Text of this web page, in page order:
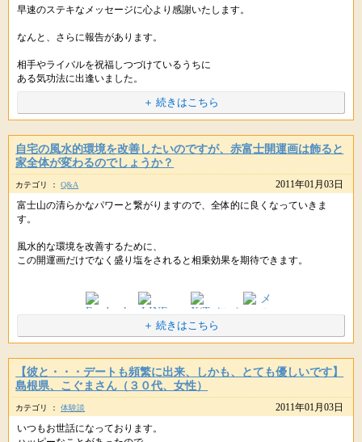
毎月のクレジット返済の利息分が馬鹿にならなくて、
kaoru先生のパワーストーンを注文してから
ゆっくり開けようと職場に持っていきました。
そしたら、最初に書いた通りＷさんから声がかかり、
夢にも思っていなかったのでビックリしましたが、
毎月の利息分だけでもとても助かるので、
ありがたく貸していただきました。
Ｗさんはなぜか前の日（石が届いた日）、
お風呂に入っていたらふと思いついたというのです。
Ｗさんはそれまで、
色々資料を持って来てくれていたのです。
パワーストーンが届いた時、Ｗさんも家にいたこと
次の日、Ｗさんから直接声がかかり
お金を貸してもらえるようになったこと・・・
なぜか偶然とは思えなくて、
kaoru先生の天上昇金パワーストーンの凄さを感じています。
早速のステキなメッセージに心より感謝いたします。
なんと、さらに報告があります。
相手やライバルを祝福しつづけているうちに
ある気功法に出逢いました。
とくに邪気を祓い、成りたい自分になることが
できる秘伝功です。
数日続けてみて、
その相手に抱いていた熱い想いが、
冷静になり、
さらさらそよ風のように軽くなりました。
１２０％冷静です。
感情が冷めたのでしょうか？
このほうが、わたしはとても自然なので気持ちが
よいです。リラックス、リラックス。
今まで、どこか相手の範疇にいたように思います。
アドバイスを続けるうちに、さらなる助け船の気功
により、恋愛コントロール劇（たくさんのレディが
はまっている）から、抜け出せたような気がします。
つまり。。。
＋ 続きはこちら
自宅の風水的環境を改善したいのですが、赤富士開運画は飾ると
家全体が変わるのでしょうか？
カテゴリ ：Q&A
2011年01月03日
富士山の清らかなパワーと繋がりますので、全体的に良くなっていきま
す。
風水的な環境を改善するために、
この開運画だけでなく盛り塩をされると相乗効果を期待できます。
URLをコピペしてシェアもできます。
＋ 続きはこちら
【彼と・・・デートも頻繁に出来、しかも、とても優しいです】
島根県、こぐまさん（３０代、女性）
カテゴリ ：体験談
2011年01月03日
いつもお世話になっております。